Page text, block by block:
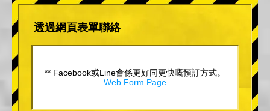
透過網頁表單聯絡
** Facebook或Line會係更好同更快嘅預訂方式。
Web Form Page